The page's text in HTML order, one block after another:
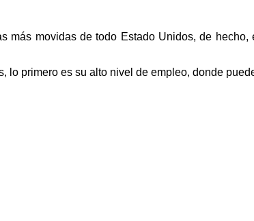
más movidas de todo Estado Unidos, de hecho,
primero es su alto nivel de empleo, donde